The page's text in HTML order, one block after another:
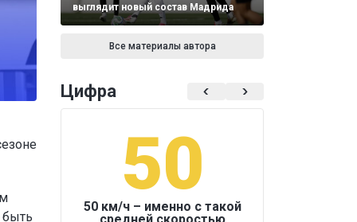
быть
выглядит новый состав Мадрида
Все материалы автора
Цифра
50
50 км/ч – именно с такой